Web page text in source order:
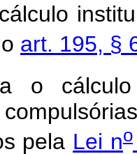
art. 195, §
cálculo
pela Lei no